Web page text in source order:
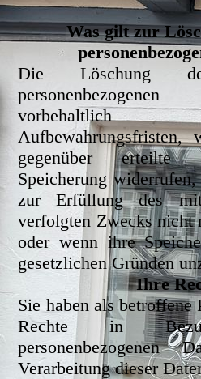
Was gilt zur
Die Löschung
vorbehaltlich
gegenüber erteilte
Speicherung
zur Erfüllung des
verfolgten Zwecks nicht
oder wenn ihre
gesetzlichen Gründen
Ihre
Sie haben als betroffene
Rechte in
personenbezogenen
Verarbeitung dieser